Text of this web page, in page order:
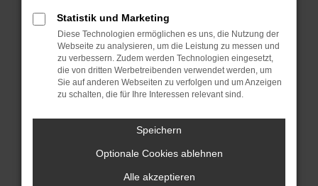
Sicherheitsrisiko, sondern kann auch dazu führen,
dass bestimmte Funktionen nicht mehr
unterstützt werden.
Wende dich an den Webseitenbetreiber.
Wenn du alle oben genannten Schritte versucht
hast, kontaktiere uns bitte. Wir werden versuchen,
das Problem zu beheben. Du kannst uns diesen
Text schicken, um uns bei der Fehlersuche zu
unterstützen:
ewogICJuYW1lIjogIk5ldHdvcmtFcnJvciIsCiAgI
Statistik und Marketing
Diese Technologien ermöglichen es uns, die Nutzung der
Webseite zu analysieren, um die Leistung zu messen und
zu verbessern. Zudem werden Technologien eingesetzt,
die von dritten Werbetreibenden verwendet werden, um
Sie auf anderen Webseiten zu verfolgen und um Anzeigen
zu schalten, die für Ihre Interessen relevant sind.
Speichern
Optionale Cookies ablehnen
Alle akzeptieren